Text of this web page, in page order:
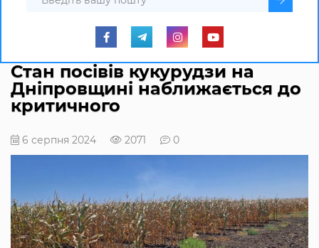
Стан посівів кукурудзи на
Дніпровщині наближається до
критичного
6 серпня 2024 2071 0